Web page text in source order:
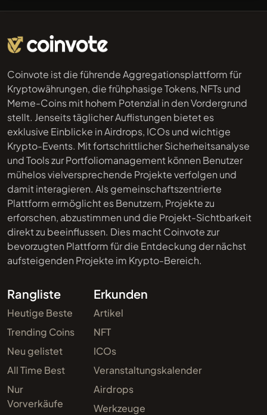
Coinvote ist die führende Aggregationsplattform für
Kryptowährungen, die frühphasige Tokens, NFTs und
Meme-Coins mit hohem Potenzial in den Vordergrund
stellt. Jenseits täglicher Auflistungen bietet es
exklusive Einblicke in Airdrops, ICOs und wichtige
Krypto-Events. Mit fortschrittlicher Sicherheitsanalyse
und Tools zur Portfoliomanagement können Benutzer
mühelos vielversprechende Projekte verfolgen und
damit interagieren. Als gemeinschaftszentrierte
Plattform ermöglicht es Benutzern, Projekte zu
erforschen, abzustimmen und die Projekt-Sichtbarkeit
direkt zu beeinflussen. Dies macht Coinvote zur
bevorzugten Plattform für die Entdeckung der nächst
aufsteigenden Projekte im Krypto-Bereich.
Rangliste
Heutige Beste
Trending Coins
Neu gelistet
All Time Best
Nur
Vorverkäufe
Erkunden
Artikel
NFT
ICOs
Veranstaltungskalender
Airdrops
Werkzeuge